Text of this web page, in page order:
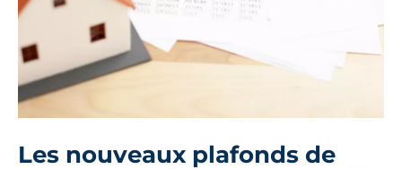
Les nouveaux plafonds de